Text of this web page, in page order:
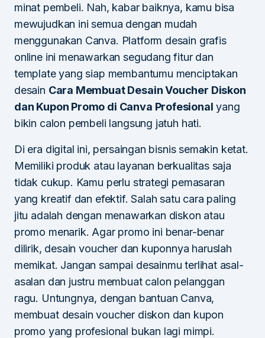
minat pembeli. Nah, kabar baiknya, kamu bisa
mewujudkan ini semua dengan mudah
menggunakan Canva. Platform desain grafis
online ini menawarkan segudang fitur dan
template yang siap membantumu menciptakan
desain Cara Membuat Desain Voucher Diskon
dan Kupon Promo di Canva Profesional yang
bikin calon pembeli langsung jatuh hati.
Di era digital ini, persaingan bisnis semakin ketat.
Memiliki produk atau layanan berkualitas saja
tidak cukup. Kamu perlu strategi pemasaran
yang kreatif dan efektif. Salah satu cara paling
jitu adalah dengan menawarkan diskon atau
promo menarik. Agar promo ini benar-benar
dilirik, desain voucher dan kuponnya haruslah
memikat. Jangan sampai desainmu terlihat asal-
asalan dan justru membuat calon pelanggan
ragu. Untungnya, dengan bantuan Canva,
membuat desain voucher diskon dan kupon
promo yang profesional bukan lagi mimpi.